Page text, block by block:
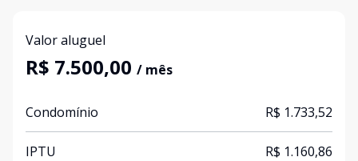
Valor aluguel
R$ 7.500,00 / mês
Condomínio R$ 1.733,52
IPTU R$ 1.160,86